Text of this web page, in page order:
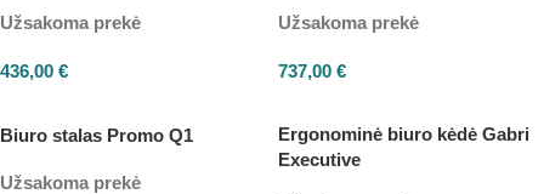
Užsakoma prekė
436,00 €
Užsakoma prekė
737,00 €
Biuro stalas Promo Q1
Užsakoma prekė
Ergonominė biuro kėdė Gabri
Executive